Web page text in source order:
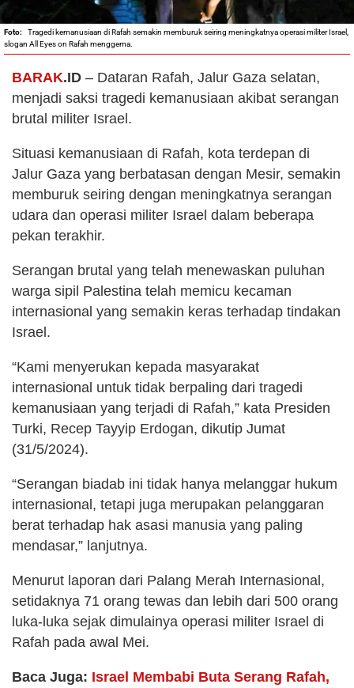
Tragedi kemanusiaan di Rafah semakin memburuk seiring meningkatnya operasi militer Israel,
slogan All Eyes on Rafah menggema.
BARAK.ID – Dataran Rafah, Jalur Gaza selatan,
menjadi saksi tragedi kemanusiaan akibat serangan
brutal militer Israel.
Situasi kemanusiaan di Rafah, kota terdepan di
Jalur Gaza yang berbatasan dengan Mesir, semakin
memburuk seiring dengan meningkatnya serangan
udara dan operasi militer Israel dalam beberapa
pekan terakhir.
Serangan brutal yang telah menewaskan puluhan
warga sipil Palestina telah memicu kecaman
internasional yang semakin keras terhadap tindakan
Israel.
“Kami menyerukan kepada masyarakat
internasional untuk tidak berpaling dari tragedi
kemanusiaan yang terjadi di Rafah,” kata Presiden
Turki, Recep Tayyip Erdogan, dikutip Jumat
(31/5/2024).
“Serangan biadab ini tidak hanya melanggar hukum
internasional, tetapi juga merupakan pelanggaran
berat terhadap hak asasi manusia yang paling
mendasar,” lanjutnya.
Menurut laporan dari Palang Merah Internasional,
setidaknya 71 orang tewas dan lebih dari 500 orang
luka-luka sejak dimulainya operasi militer Israel di
Rafah pada awal Mei.
Baca Juga: Israel Membabi Buta Serang Rafah,